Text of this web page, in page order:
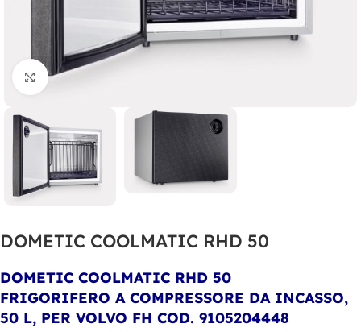
Clicca per ingrandire
DOMETIC COOLMATIC RHD 50
DOMETIC COOLMATIC RHD 50
FRIGORIFERO A COMPRESSORE DA INCASSO,
50 L, PER VOLVO FH COD. 9105204448